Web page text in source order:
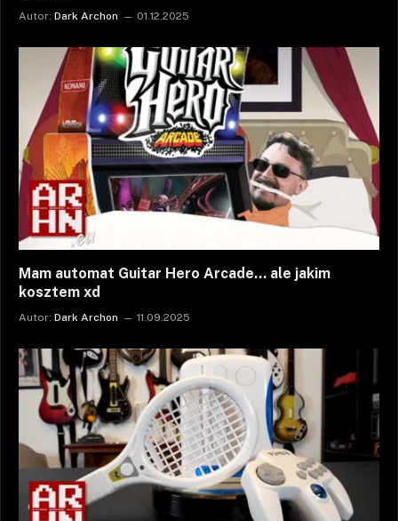
Autor: Dark Archon 01.12.2025
Mam automat Guitar Hero Arcade… ale jakim
kosztem xd
Autor: Dark Archon 11.09.2025